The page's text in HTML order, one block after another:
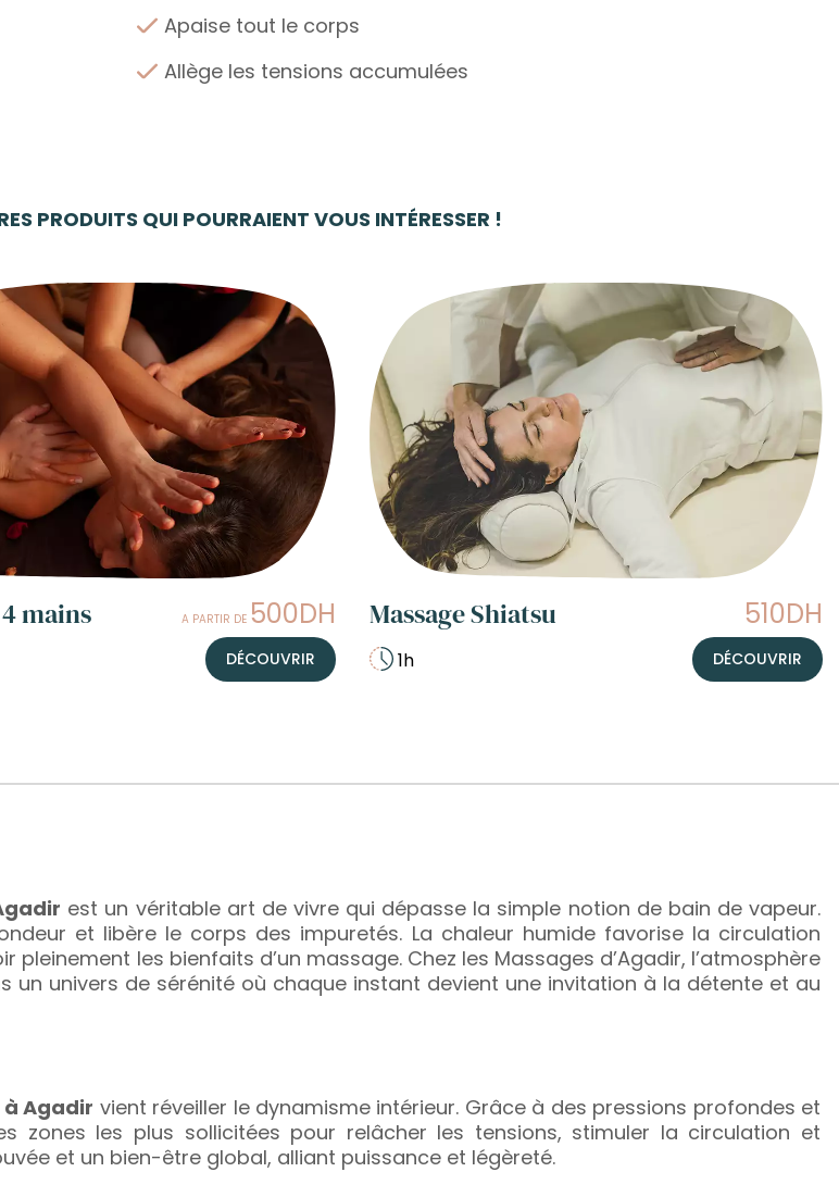
Apaise tout le corps
Allège les tensions accumulées
PRODUITS QUI POURRAIENT VOUS INTÉRESSER !
mains A PARTIR DE 500DH
DÉCOUVRIR
Massage Shiatsu 510DH
1h DÉCOUVRIR
est un véritable art de vivre qui dépasse la simple notion de bain de vapeur.
et libère le corps des impuretés. La chaleur humide favorise la circulation
les bienfaits d’un massage. Chez les Massages d’Agadir, l’atmosphère
univers de sérénité où chaque instant devient une invitation à la détente et au
Agadir vient réveiller le dynamisme intérieur. Grâce à des pressions profondes et
zones les plus sollicitées pour relâcher les tensions, stimuler la circulation et
et un bien-être global, alliant puissance et légèreté.